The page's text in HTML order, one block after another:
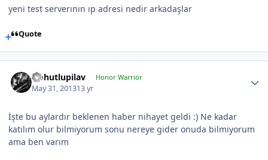
yeni test serverının ıp adresi nedir arkadaşlar
Quote
Nohutlupilav Honor Warrior
May 31, 201313 yr
İşte bu aylardır beklenen haber nihayet geldi :) Ne kadar
katılım olur bilmiyorum sonu nereye gider onuda bilmiyorum
ama ben varım